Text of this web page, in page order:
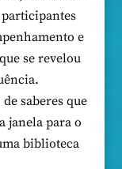
participantes
e
se revelou
saberes que
janela para o
biblioteca